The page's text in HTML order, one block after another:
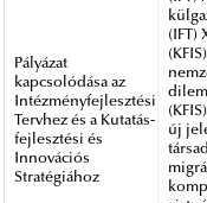
Pályázat
kapcsolódása az
Intézményfejlesztési
Tervhez és a Kutatás-
fejlesztési és
Innovációs
Stratégiához
(IFT)
új